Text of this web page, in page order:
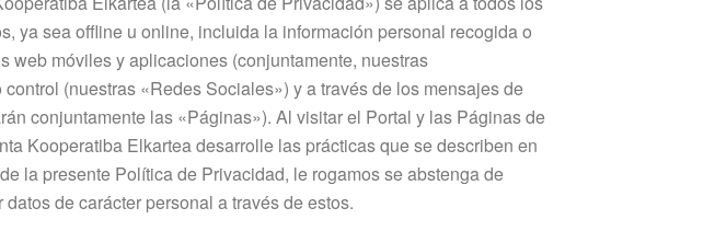
ya sea offline u online, incluida la información personal recogida o
web móviles y aplicaciones (conjuntamente, nuestras
(nuestras «Redes Sociales») y a través de los mensajes de
conjuntamente las «Páginas»). Al visitar el Portal y las Páginas de
Kooperatiba Elkartea desarrolle las prácticas que se describen en
la presente Política de Privacidad, le rogamos se abstenga de
de carácter personal a través de estos.